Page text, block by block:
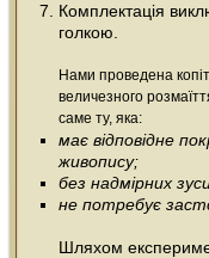
Комплектація
голкою.
Нами проведена
величезного
саме ту, яка:
має відповідне
живопису;
без надмірних
не потребує
Шляхом